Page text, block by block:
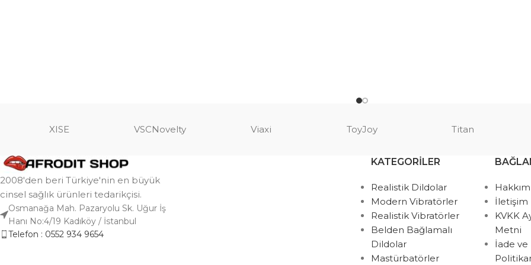
XISE VSCNovelty Viaxi ToyJoy Titan
2008'den beri Türkiye'nin en büyük
cinsel sağlık ürünleri tedarikçisi.
Osmanağa Mah. Pazaryolu Sk. Uğur İş
Hanı No:4/19 Kadıköy / İstanbul
Telefon : 0552 934 9654
KATEGORILER
Realistik Dildolar
Modern Vibratörler
Realistik Vibratörler
Belden Bağlamalı
Dildolar
Mastürbatörler
İletişim
KVKK
Metni
İade